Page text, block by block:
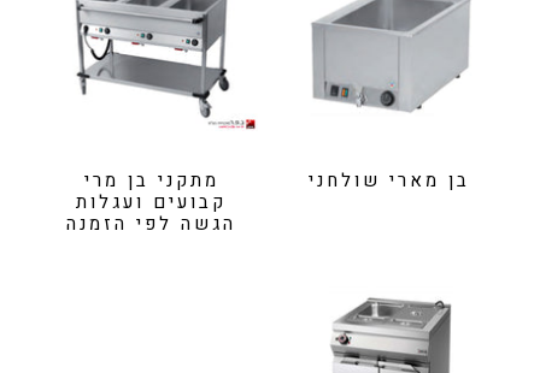
בן מארי שולחני
מתקני בן מרי
קבועים ועגלות
הגשה לפי הזמנה